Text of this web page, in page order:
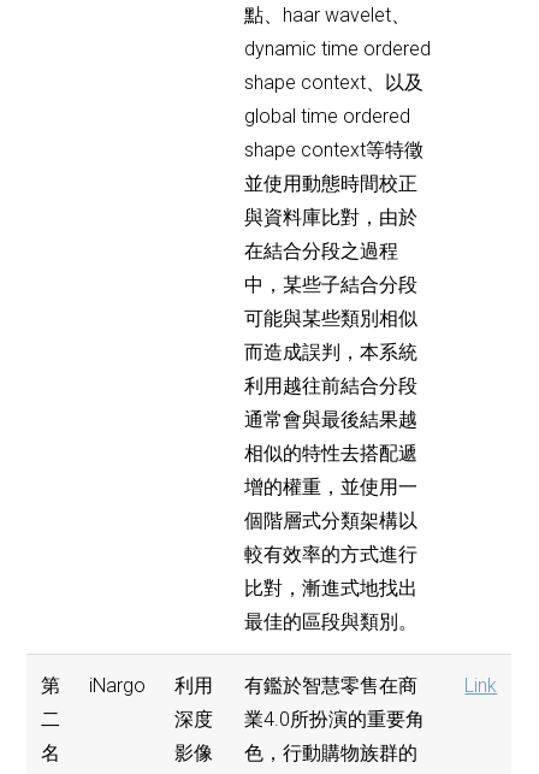
點、haar wavelet、
dynamic time ordered
shape context、以及
global time ordered
shape context等特徵
並使用動態時間校正
與資料庫比對，由於
在結合分段之過程
中，某些子結合分段
可能與某些類別相似
而造成誤判，本系統
利用越往前結合分段
通常會與最後結果越
相似的特性去搭配遞
增的權重，並使用一
個階層式分類架構以
較有效率的方式進行
比對，漸進式地找出
最佳的區段與類別。
第
二
名
iNargo
利用
深度
影像
有鑑於智慧零售在商
業4.0所扮演的重要角
色，行動購物族群的
Link